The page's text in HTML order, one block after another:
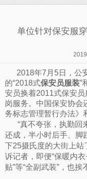
单位针对保安服
2018年7月5日，公
的“2018式保安员服装”
安员换着2011式保安
岗服务。中国保安协会
务标志管理暂行办法》
“真不夸张，执勤回
还成，半小时后手、脚
下25摄氏度的大街上
诉记者，即便“保暖内
贴”等“全副武装”，也挨